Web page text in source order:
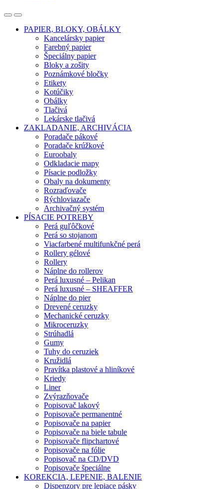
OpenClose
PAPIER, BLOKY, OBÁLKY
Kancelársky papier
Farebný papier
Špeciálny papier
Bloky a zošity
Poznámkové bločky
Etikety
Kotúčiky
Obálky
Tlačivá
Lekárske tlačivá
ZAKLADANIE, ARCHIVÁCIA
Poradače pákové
Poradače krúžkové
Euroobaly
Odkladacie mapy
Písacie podložky
Obaly na dokumenty
Rozraďovače
Rýchloviazače
Archivačný systém
PÍSACIE POTREBY
Perá guľôčkové
Perá so stojanom
Viacfarbené multifunkčné perá
Rollery gélové
Rollery
Náplne do rollerov
Perá luxusné – Pelikan
Perá luxusné – SHEAFFER
Náplne do pier
Drevené ceruzky
Mechanické ceruzky
Mikroceruzky
Strúhadlá
Gumy
Tuhy do ceruziek
Kružidlá
Pravítka plastové a hliníkové
Kriedy
Liner
Zvýrazňovače
Popisovač lakový
Popisovače permanentné
Popisovače na papier
Popisovače na biele tabule
Popisovače flipchartové
Popisovače na fólie
Popisovač na CD/DVD
Popisovače špeciálne
KOREKCIA, LEPENIE, BALENIE
Dispenzory pre lepiace pásky